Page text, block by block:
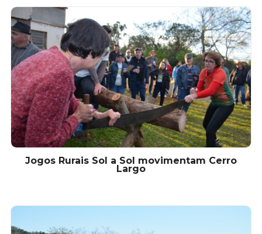
Jogos Rurais Sol a Sol movimentam Cerro
Largo